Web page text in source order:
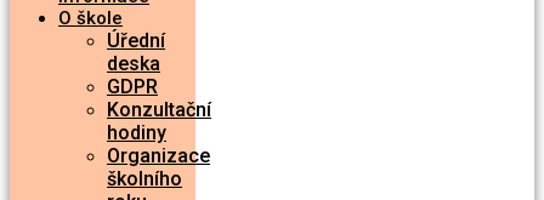
O škole
Úřední
deska
GDPR
Konzultační
hodiny
Organizace
školního